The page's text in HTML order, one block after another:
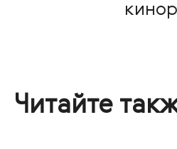
Читайте